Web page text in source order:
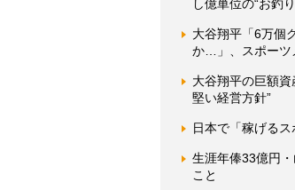
し億単位の“お釣
大谷翔平「6万個
か…」、スポーツ
大谷翔平の巨額
堅い経営方針”
日本で「稼げる
生涯年俸33億円
こと